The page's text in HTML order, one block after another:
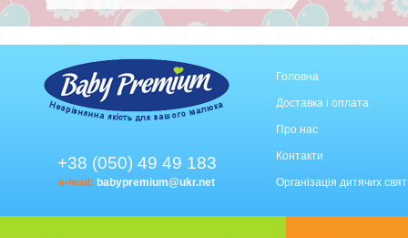
+38 (050) 49 49 183
e-mail: babypremium@ukr.net
Головна
Доставка і оплата
Про нас
Контакти
Організація дитячих свят